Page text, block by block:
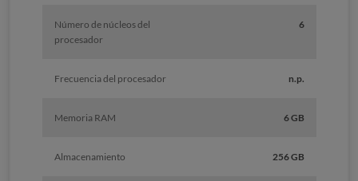
Número de núcleos del
procesador
6
Frecuencia del procesador n.p.
Memoria RAM 6 GB
Almacenamiento 256 GB